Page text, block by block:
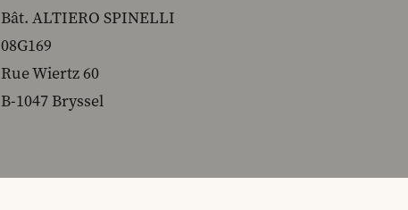
Bât. ALTIERO SPINELLI
08G169
Rue Wiertz 60
B-1047 Bryssel